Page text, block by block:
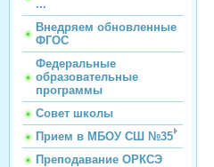
...
Внедряем обновленные
ФГОС
Федеральные
образовательные
программы
Совет школы
Прием в МБОУ СШ №35
Преподавание ОРКСЭ